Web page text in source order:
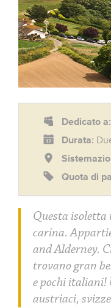
Dedicato a:
Durata:
Quota di
Questa isoletta
carina.
and Alderney.
trovano gran
e pochi italiani!
austriaci,